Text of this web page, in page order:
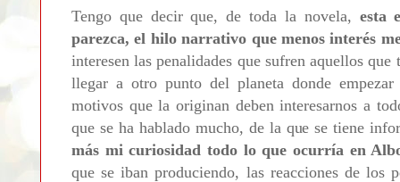
Tengo que decir que, de toda la novela, esta
parezca, el hilo narrativo que menos interés
interesen las penalidades que sufren aquellos
llegar a otro punto del planeta donde
motivos que la originan deben interesarnos a
que se ha hablado mucho, de la que se tiene
más mi curiosidad todo lo que ocurría en
que se iban produciendo, las reacciones de los